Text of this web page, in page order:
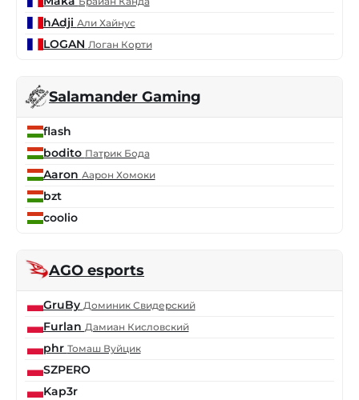
hAdji Али Хайнус
LOGAN Логан Корти
Salamander Gaming
flash
bodito Патрик Бода
Aaron Аарон Хомоки
bzt
coolio
AGO esports
GruBy Доминик Свидерский
Furlan Дамиан Кисловский
phr Томаш Вуйцик
SZPERO
Kap3r